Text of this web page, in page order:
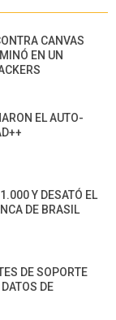
CANVAS
EN UN
EL AUTO-
Y DESATÓ EL
DE BRASIL
DE SOPORTE
DE